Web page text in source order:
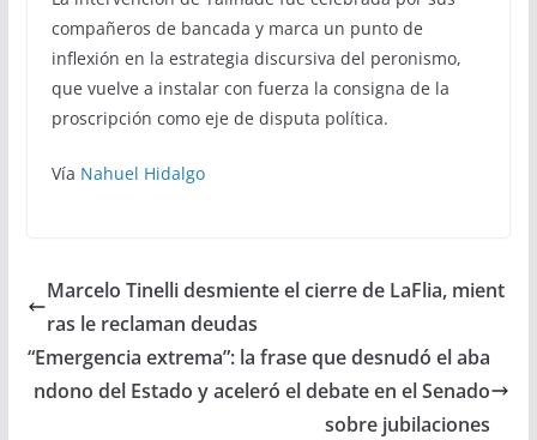
compañeros de bancada y marca un punto de
inflexión en la estrategia discursiva del peronismo,
que vuelve a instalar con fuerza la consigna de la
proscripción como eje de disputa política.
Vía Nahuel Hidalgo
Marcelo Tinelli desmiente el cierre de LaFlia, mient
ras le reclaman deudas
“Emergencia extrema”: la frase que desnudó el aba
ndono del Estado y aceleró el debate en el Senado
sobre jubilaciones